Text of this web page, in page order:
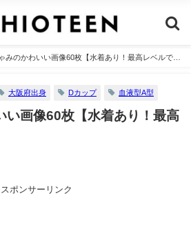
みのかわいい画像60枚【水着あり！最高レベルで
大阪府出身 Dカップ 血液型A型
い画像60枚【水着あり！最高
スポンサーリンク